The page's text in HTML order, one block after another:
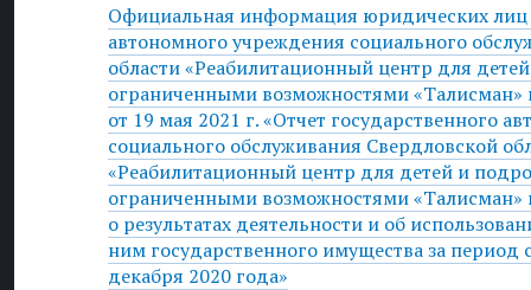
Официальная информация юридических лиц
автономного учреждения социального
области «Реабилитационный центр для
ограниченными возможностями «Талисман»
от 19 мая 2021 г. «Отчет государственного
социального обслуживания Свердловской
«Реабилитационный центр для детей и
ограниченными возможностями «Талисман»
о результатах деятельности и об
ним государственного имущества за период
декабря 2020 года»